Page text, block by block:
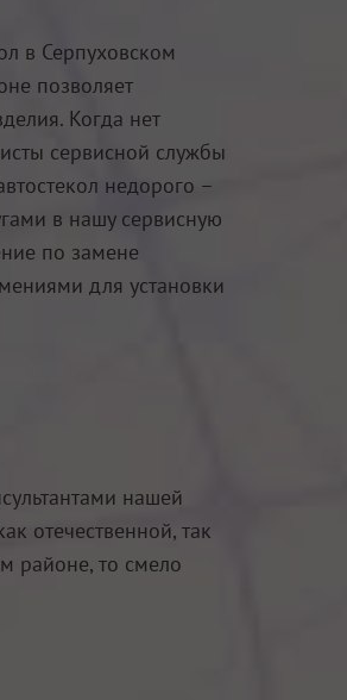
в Серпуховском
позволяет
Когда нет
сервисной службы
недорого –
в нашу сервисную
по замене
для установки
нашей
отечественной, так
районе, то смело